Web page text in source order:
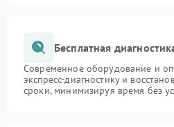
Бесплатная
Современное оборудование и
экспресс-диагностику и
сроки, минимизируя время без